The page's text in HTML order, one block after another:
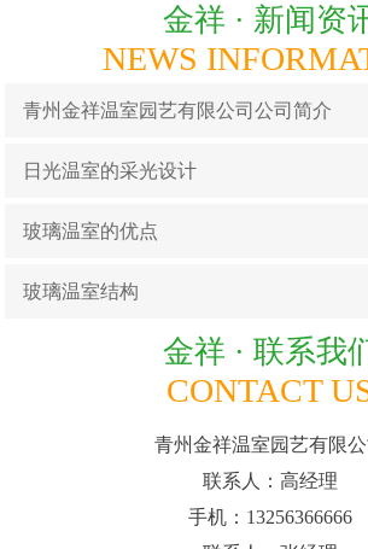
金祥 · 新闻资
NEWS
青州金祥温室园艺有限公司公司简介
日光温室的采光设计
玻璃温室的优点
玻璃温室结构
金祥 · 联系我
CONTACT
青州金祥温室园艺有限公
联系人：高经理
手机：13256366666